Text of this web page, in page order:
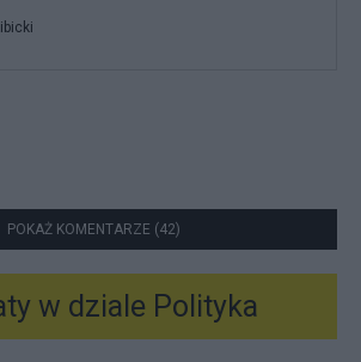
POKAŻ KOMENTARZE (42)
w dziale Polityka